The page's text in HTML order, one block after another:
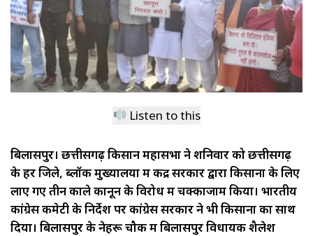
Listen to this
बिलासपुर। छत्तीसगढ़किसानमहासभानेशनिवार को छत्तीसगढ़
के हर जिले, ब्लॉक मुख्यालयों में केंद्र सरकार द्वारा किसानों के लिए
लाए गए तीन काले कानून के विरोध में चक्काजाम किया। भारतीय
कांग्रेस कमेटी के निर्देश पर कांग्रेस सरकार ने भी किसानों का साथ
दिया। बिलासपुर के नेहरू चौक में बिलासपुर विधायक शैलेश